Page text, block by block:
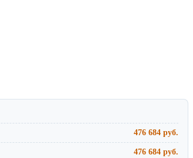
476 684 руб.
476 684 руб.